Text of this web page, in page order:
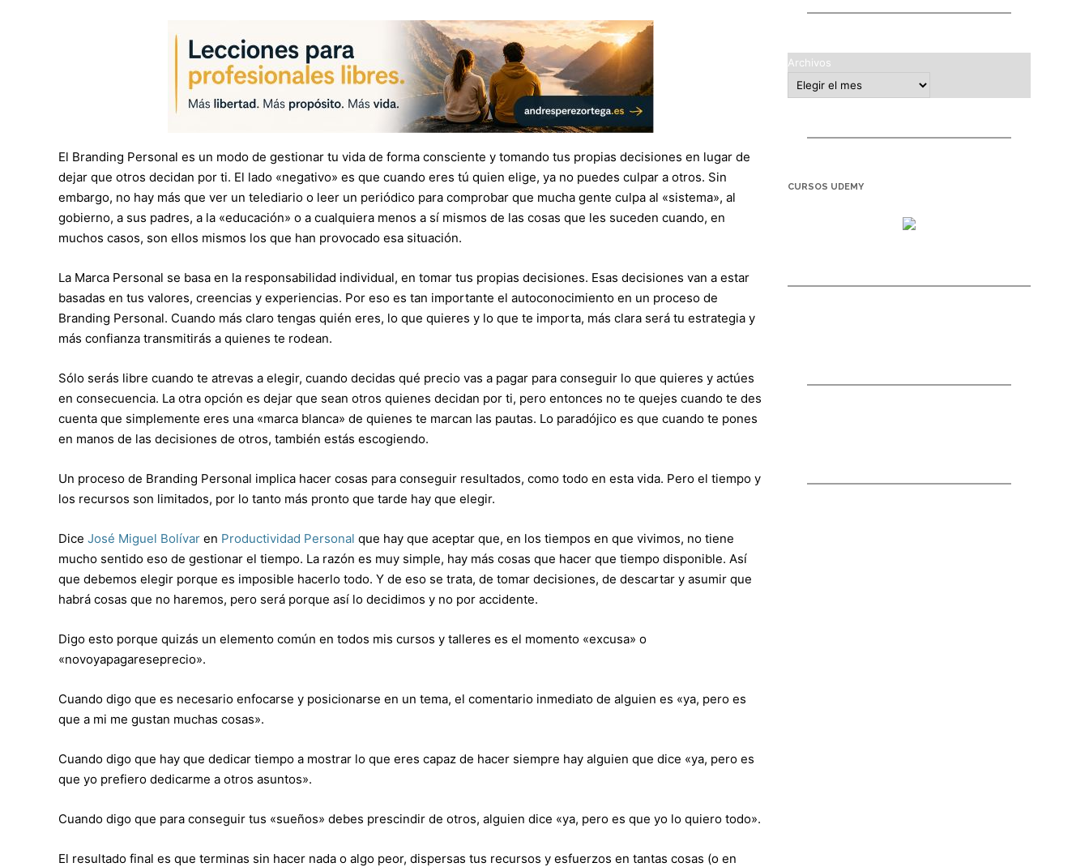
El Branding Personal es un modo de gestionar tu vida de forma consciente y tomando tus propias decisiones en lugar de
dejar que otros decidan por ti. El lado «negativo» es que cuando eres tú quien elige, ya no puedes culpar a otros. Sin
embargo, no hay más que ver un telediario o leer un periódico para comprobar que mucha gente culpa al «sistema», al
gobierno, a sus padres, a la «educación» o a cualquiera menos a sí mismos de las cosas que les suceden cuando, en
muchos casos, son ellos mismos los que han provocado esa situación.
La Marca Personal se basa en la responsabilidad individual, en tomar tus propias decisiones. Esas decisiones van a estar
basadas en tus valores, creencias y experiencias. Por eso es tan importante el autoconocimiento en un proceso de
Branding Personal. Cuando más claro tengas quién eres, lo que quieres y lo que te importa, más clara será tu estrategia y
más confianza transmitirás a quienes te rodean.
Sólo serás libre cuando te atrevas a elegir, cuando decidas qué precio vas a pagar para conseguir lo que quieres y actúes
en consecuencia. La otra opción es dejar que sean otros quienes decidan por ti, pero entonces no te quejes cuando te des
cuenta que simplemente eres una «marca blanca» de quienes te marcan las pautas. Lo paradójico es que cuando te pones
en manos de las decisiones de otros, también estás escogiendo.
Un proceso de Branding Personal implica hacer cosas para conseguir resultados, como todo en esta vida. Pero el tiempo y
los recursos son limitados, por lo tanto más pronto que tarde hay que elegir.
Dice José Miguel Bolívar en Productividad Personal que hay que aceptar que, en los tiempos en que vivimos, no tiene
mucho sentido eso de gestionar el tiempo. La razón es muy simple, hay más cosas que hacer que tiempo disponible. Así
que debemos elegir porque es imposible hacerlo todo. Y de eso se trata, de tomar decisiones, de descartar y asumir que
habrá cosas que no haremos, pero será porque así lo decidimos y no por accidente.
Digo esto porque quizás un elemento común en todos mis cursos y talleres es el momento «excusa» o
«novoyapagareseprecio».
Cuando digo que es necesario enfocarse y posicionarse en un tema, el comentario inmediato de alguien es «ya, pero es
que a mi me gustan muchas cosas».
Cuando digo que hay que dedicar tiempo a mostrar lo que eres capaz de hacer siempre hay alguien que dice «ya, pero es
que yo prefiero dedicarme a otros asuntos».
Cuando digo que para conseguir tus «sueños» debes prescindir de otros, alguien dice «ya, pero es que yo lo quiero todo».
El resultado final es que terminas sin hacer nada o algo peor, dispersas tus recursos y esfuerzos en tantas cosas (o en
Archivos
CURSOS UDEMY